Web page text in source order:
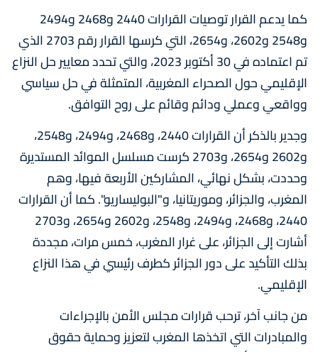
كما يدعم القرار توصيات القرارات 2440 و2468 و2494
و2548 و2602، و2654، التي كرسها القرار رقم 2703 الذي
تم اعتماده في 30 أكتوبر 2023، والتي تحدد معايير حل النزاع
الإقليمي حول الصحراء المغربية، المتمثلة في حل سياسي
وواقعي وعملي ودائم وقائم على روح التوافق.
وجدير بالذكر أن القرارات 2440، و2468، و2494، و2548،
و2602 و2654، و2703 كرست مسلسل الموائد المستديرة
وحددت، بشكل نهائي، المشاركين الأربعة فيها، وهم
المغرب، والجزائر، وموريتانيا، و"البوليساريو". كما أن القرارات
2440، و2468، و2494، و2548، و2602 و2654، و2703
أشارت إلى الجزائر، على غرار المغرب، خمس مرات، مجددة
بذلك التأكيد على دور الجزائر كطرف رئيسي في هذا النزاع
الإقليمي.
من جانب آخر، ترحب قرارات مجلس الأمن بالإجراءات
والمبادرات التي اتخذها المغرب لتعزيز وحماية حقوق